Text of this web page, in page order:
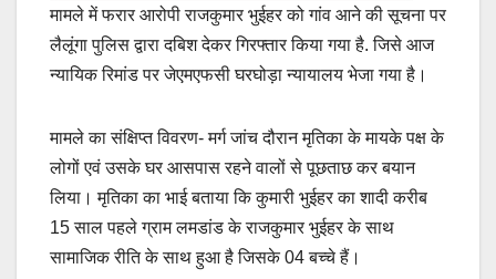
मामले में फरार आरोपी राजकुमार भुईहर को गांव आने की सूचना पर
लैलूंगा पुलिस द्वारा दबिश देकर गिरफ्तार किया गया है. जिसे आज
न्यायिक रिमांड पर जेएमएफसी घरघोड़ा न्यायालय भेजा गया है।
मामले का संक्षिप्त विवरण- मर्ग जांच दौरान मृतिका के मायके पक्ष के
लोगों एवं उसके घर आसपास रहने वालों से पूछताछ कर बयान
लिया। मृतिका का भाई बताया कि कुमारी भुईहर का शादी करीब
15 साल पहले ग्राम लमडांड के राजकुमार भुईहर के साथ
सामाजिक रीति के साथ हुआ है जिसके 04 बच्चे हैं।